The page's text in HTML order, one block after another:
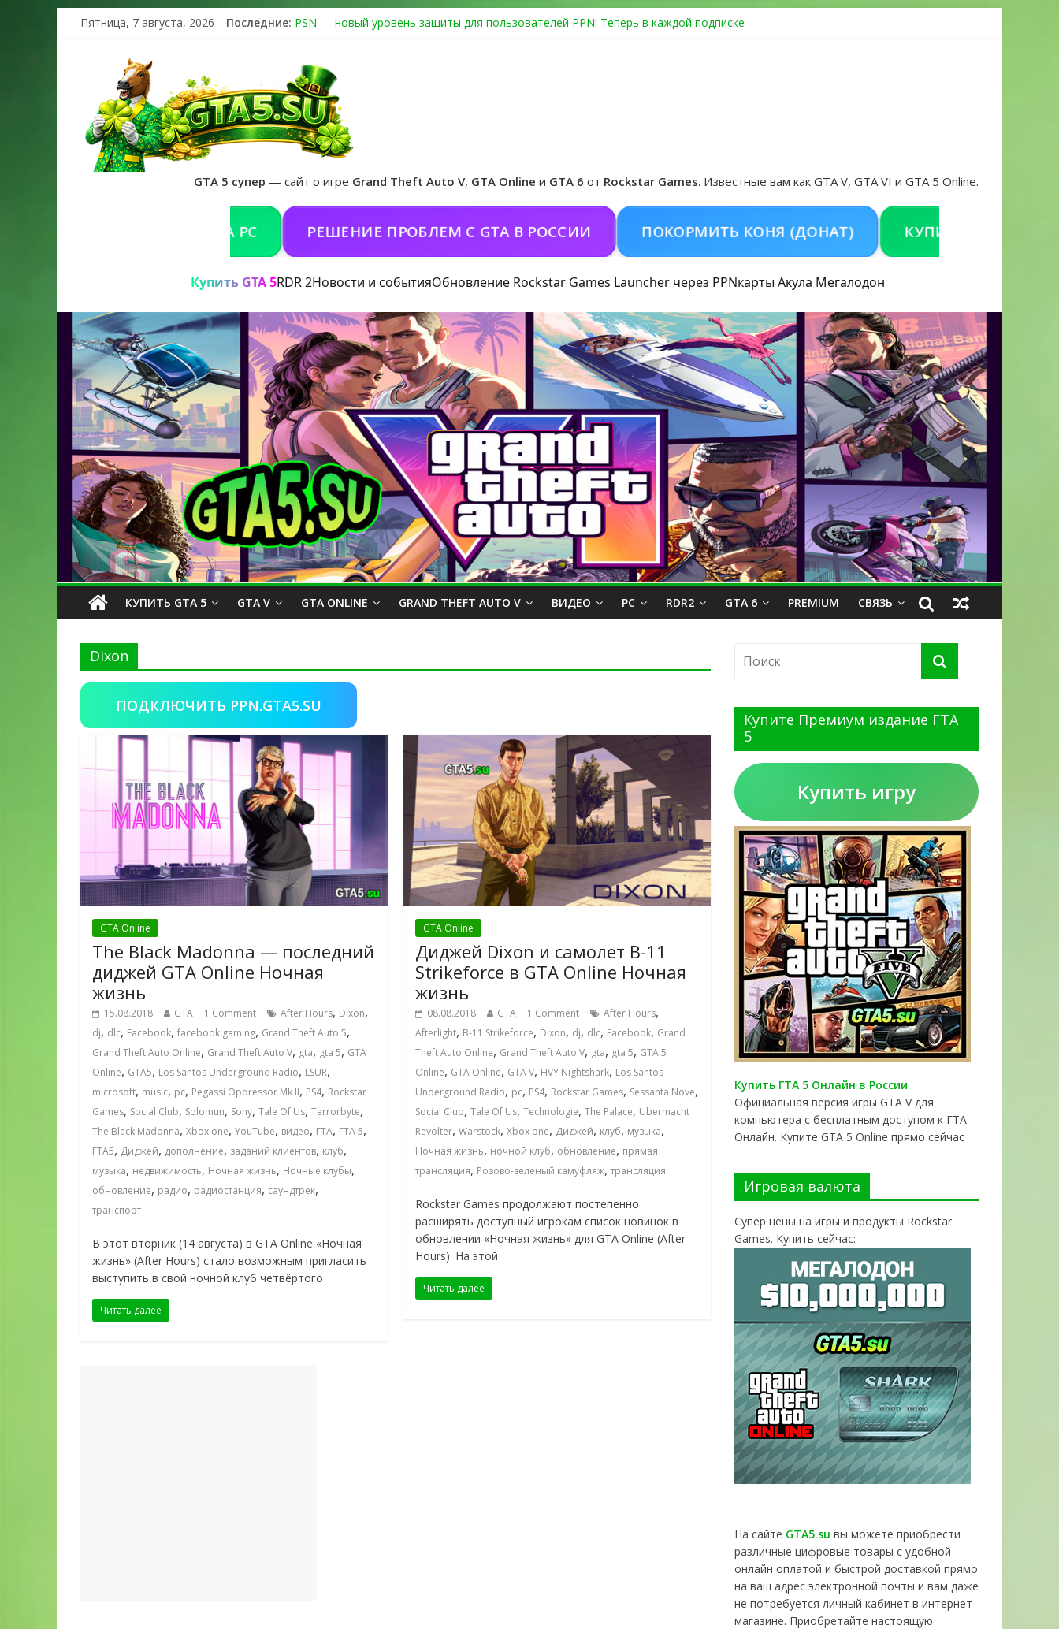
Пятница, 7 августа, 2026 Последние: PSN — новый уровень защиты для пользователей PPN! Теперь в каждой подписке
Получайте особые награды в GTA Online по программе Fine Art Collector
GTA 6 официальная обложка игры и Предзаказ Grand Theft Auto VI
GTA 5 супер — сайт о игре Grand Theft Auto V, GTA Online и GTA 6 от Rockstar Games. Известные вам как GTA V, GTA VI и GTA 5 Online.
РЕШЕНИЕ ПРОБЛЕМ С GTA В РОССИИ ПОКОРМИТЬ КОНЯ (ДОНАТ) КУПИТЬ GTA 5 ONLINE НА
Купить GTA 5RDR 2Новости и событияОбновление Rockstar Games Launcher через PPNкарты Акула Мегалодон
КУПИТЬ GTA 5 GTA V GTA ONLINE GRAND THEFT AUTO V ВИДЕО PC RDR2 GTA 6 PREMIUM СВЯЗЬ
Dixon
ПОДКЛЮЧИТЬ PPN.GTA5.SU
GTA Online
The Black Madonna — последний
диджей GTA Online Ночная
жизнь
15.08.2018 GTA 1 Comment After Hours, Dixon,
dj, dlc, Facebook, facebook gaming, Grand Theft Auto 5,
Grand Theft Auto Online, Grand Theft Auto V, gta, gta 5, GTA
Online, GTA5, Los Santos Underground Radio, LSUR,
microsoft, music, pc, Pegassi Oppressor Mk II, PS4, Rockstar
Games, Social Club, Solomun, Sony, Tale Of Us, Terrorbyte,
The Black Madonna, Xbox one, YouTube, видео, ГТА, ГТА 5,
ГТА5, Диджей, дополнение, заданий клиентов, клуб,
музыка, недвижимость, Ночная жизнь, Ночные клубы,
обновление, радио, радиостанция, саундтрек,
транспорт
В этот вторник (14 августа) в GTA Online «Ночная
жизнь» (After Hours) стало возможным пригласить
выступить в свой ночной клуб четвёртого
Читать далее
GTA Online
Диджей Dixon и самолет B-11
Strikeforce в GTA Online Ночная
жизнь
08.08.2018 GTA 1 Comment After Hours,
Afterlight, B-11 Strikeforce, Dixon, dj, dlc, Facebook, Grand
Theft Auto Online, Grand Theft Auto V, gta, gta 5, GTA 5
Online, GTA Online, GTA V, HVY Nightshark, Los Santos
Underground Radio, pc, PS4, Rockstar Games, Sessanta Nove,
Social Club,Tale Of Us,Technologie,The Palace, Ubermacht
Revolter,Warstock,Xbox one, Диджей, клуб, музыка,
Ночная жизнь, ночной клуб, обновление, прямая
трансляция, Розово-зеленый камуфляж,трансляция
Rockstar Games продолжают постепенно
расширять доступный игрокам список новинок в
обновлении «Ночная жизнь» для GTA Online (After
Hours). На этой
Читать далее
Купите Премиум издание ГТА
5
Купить игру
Купить ГТА 5 Онлайн в России
Официальная версия игры GTA V для
компьютера с бесплатным доступом к ГТА
Онлайн. Купите GTA 5 Online прямо сейчас
Игровая валюта
Супер цены на игры и продукты Rockstar
Games. Купить сейчас:
На сайте GTA5.su вы можете приобрести
различные цифровые товары с удобной
онлайн оплатой и быстрой доставкой прямо
на ваш адрес электронной почты и вам даже
не потребуется личный кабинет в интернет-
магазине. Приобретайте настоящую